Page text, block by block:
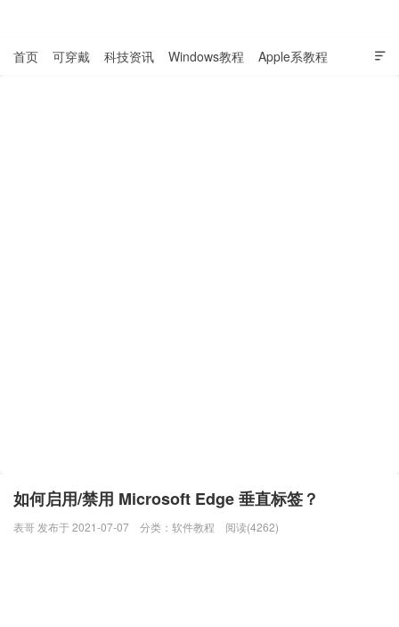

首页 可穿戴 科技资讯 Windows教程 Apple系教程
如何启用/禁用 Microsoft Edge 垂直标签？
表哥 发布于 2021-07-07 分类： 软件教程 阅读(4262)